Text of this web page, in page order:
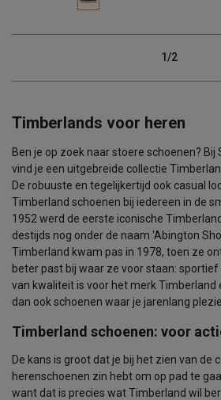
1/2
Timberlands voor heren
Ben je op zoek naar stoere schoenen?
vind je een uitgebreide collectie
De robuuste en tegelijkertijd ook casual
Timberland schoenen bij iedereen in de
1952 werd de eerste iconische
destijds nog onder de naam ‘Abington
Timberland kwam pas in 1978, toen ze
beter past bij waar ze voor staan:
van kwaliteit is voor het merk Timberland
dan ook schoenen waar je jarenlang
Timberland schoenen: voor
De kans is groot dat je bij het zien van de
herenschoenen zin hebt om op pad te
want dat is precies wat Timberland wil